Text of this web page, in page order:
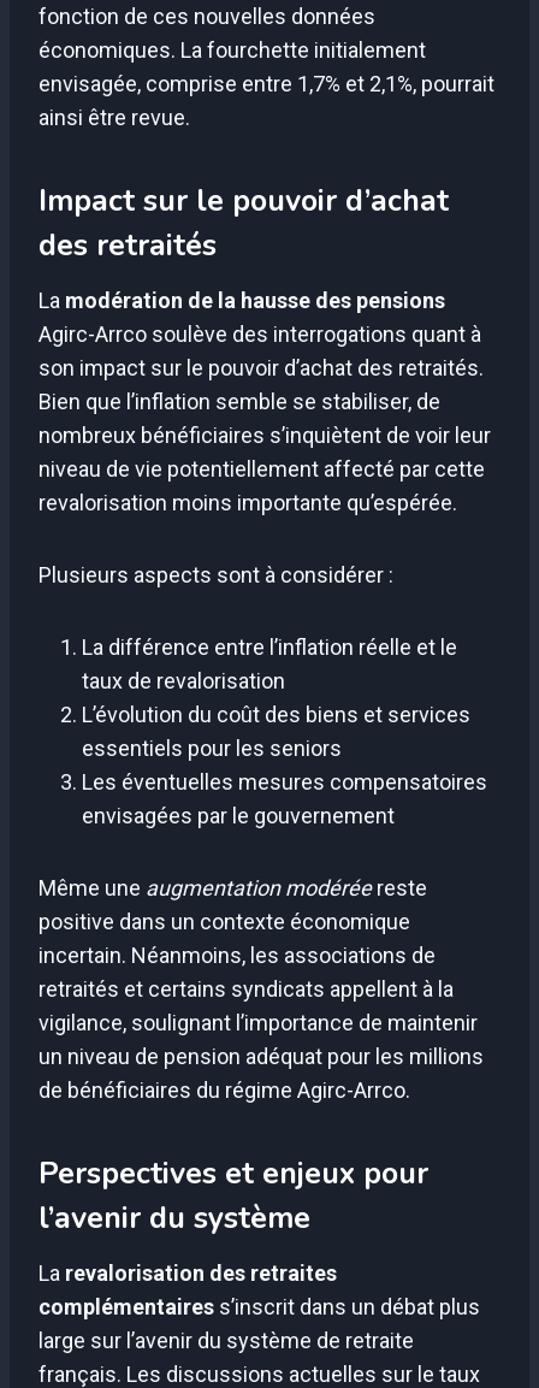
fonction de ces nouvelles données
économiques. La fourchette initialement
envisagée, comprise entre 1,7% et 2,1%, pourrait
ainsi être revue.
Impact sur le pouvoir d’achat
des retraités
La modération de la hausse des pensions
Agirc-Arrco soulève des interrogations quant à
son impact sur le pouvoir d’achat des retraités.
Bien que l’inflation semble se stabiliser, de
nombreux bénéficiaires s’inquiètent de voir leur
niveau de vie potentiellement affecté par cette
revalorisation moins importante qu’espérée.
Plusieurs aspects sont à considérer :
La différence entre l’inflation réelle et le
taux de revalorisation
L’évolution du coût des biens et services
essentiels pour les seniors
Les éventuelles mesures compensatoires
envisagées par le gouvernement
Même une augmentation modéréereste
positive dans un contexte économique
incertain. Néanmoins, les associations de
retraités et certains syndicats appellent à la
vigilance, soulignant l’importance de maintenir
un niveau de pension adéquat pour les millions
de bénéficiaires du régime Agirc-Arrco.
Perspectives et enjeux pour
l’avenir du système
La revalorisation des retraites
complémentaires s’inscrit dans un débat plus
large sur l’avenir du système de retraite
français. Les discussions actuelles sur le taux